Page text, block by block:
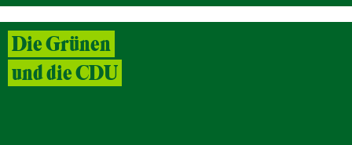
Die Grünen
und die CDU